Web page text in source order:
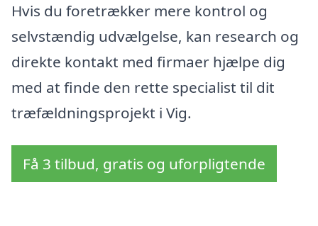
Hvis du foretrækker mere kontrol og
selvstændig udvælgelse, kan research og
direkte kontakt med firmaer hjælpe dig
med at finde den rette specialist til dit
træfældningsprojekt i Vig.
Få 3 tilbud, gratis og uforpligtende